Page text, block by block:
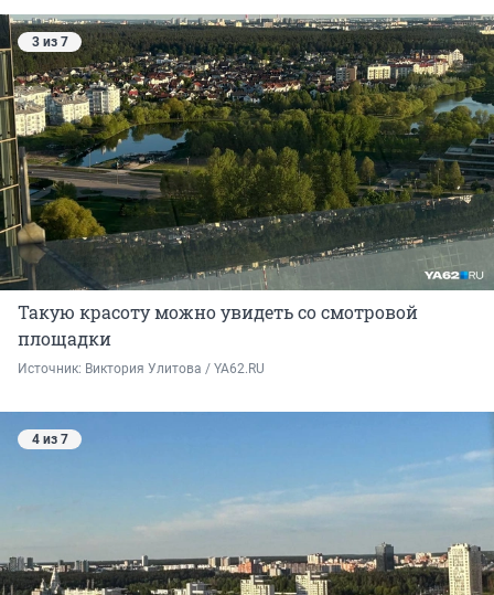
3 из 7
Такую красоту можно увидеть со смотровой
площадки
Источник: Виктория Улитова / YA62.RU
4 из 7